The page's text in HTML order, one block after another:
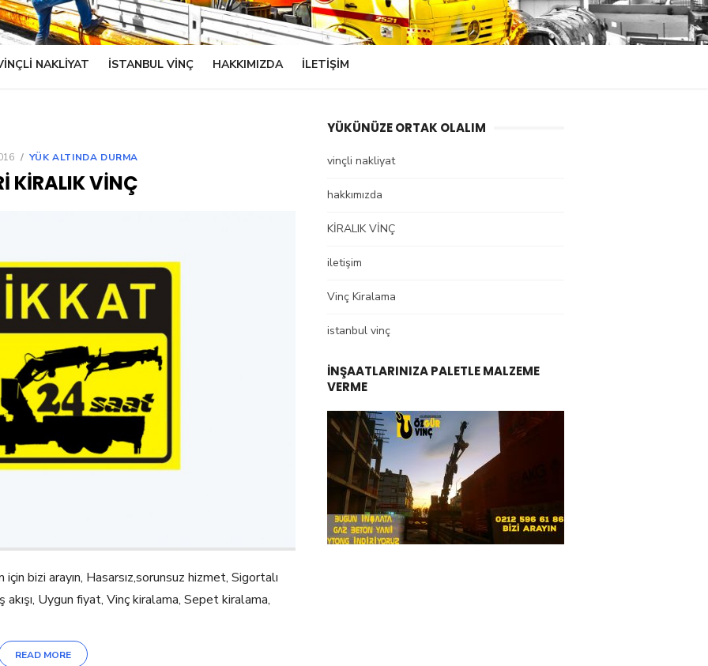
NAKLIYAT ISTANBUL VINÇ HAKKIMIZDA ILETIŞIM
YÜK ALTINDA DURMA
KIRALIK VINÇ
için bizi arayın, Hasarsız,sorunsuz hizmet, Sigortalı
akışı, Uygun fiyat, Vinç kiralama, Sepet kiralama,
READ MORE
YÜKÜNÜZE ORTAK OLALIM
vinçli nakliyat
hakkımızda
KİRALIK VİNÇ
iletişim
Vinç Kiralama
istanbul vinç
İNŞAATLARINIZA PALETLE MALZEME
VERME